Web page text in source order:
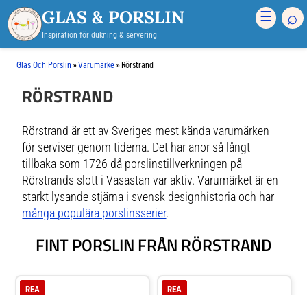
GLAS & PORSLIN
Inspiration för dukning & servering
☰ ⌕
Glas Och Porslin »Varumärke » Rörstrand
RÖRSTRAND
Rörstrand är ett av Sveriges mest kända varumärken
för serviser genom tiderna. Det har anor så långt
tillbaka som 1726 då porslinstillverkningen på
Rörstrands slott i Vasastan var aktiv. Varumärket är en
starkt lysande stjärna i svensk designhistoria och har
många populära porslinsserier.
FINT PORSLIN FRÅN RÖRSTRAND
REA REA